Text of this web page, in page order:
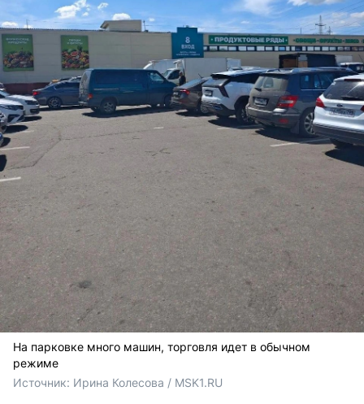
На парковке много машин, торговля идет в обычном
режиме
Источник: Ирина Колесова / MSK1.RU